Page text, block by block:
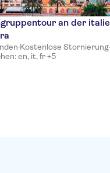
an der
·Kostenlose Stornierung·
en, it, fr +5